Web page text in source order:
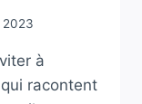
2023
à
racontent